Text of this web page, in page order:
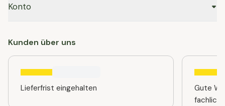
Konto
Kunden über uns
Lieferfrist eingehalten
Gute
fachlich